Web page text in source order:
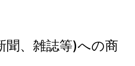
聞、雑誌等)への商